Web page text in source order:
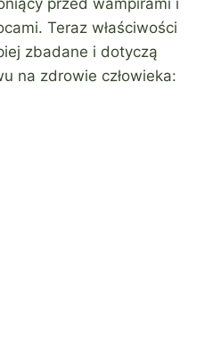
Teraz właściwości
zbadane i dotyczą
na zdrowie człowieka: